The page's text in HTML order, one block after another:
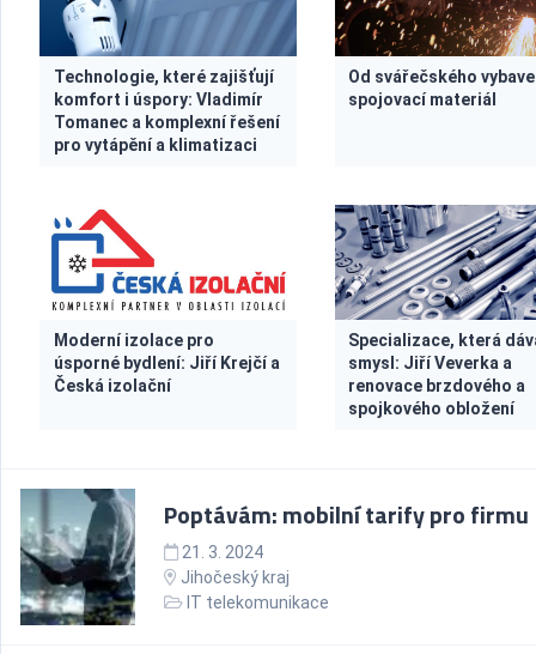
Technologie, které zajišťují
komfort i úspory: Vladimír
Tomanec a komplexní řešení
pro vytápění a klimatizaci
Od svářečského
spojovací materiál
Moderní izolace pro
úsporné bydlení: Jiří Krejčí a
Česká izolační
Specializace, která
smysl: Jiří Veverka a
renovace brzdového a
spojkového obložení
Poptávám: mobilní tarify pro firmu
21. 3. 2024
Jihočeský kraj
IT telekomunikace